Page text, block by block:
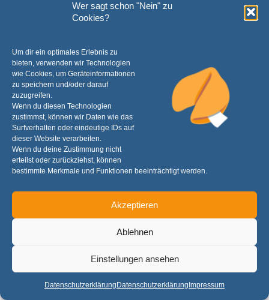
Wer sagt schon "Nein" zu
Cookies?
Um dir ein optimales Erlebnis zu
bieten, verwenden wir Technologien
wie Cookies, um Geräteinformationen
zu speichern und/oder darauf
zuzugreifen.
Wenn du diesen Technologien
zustimmst, können wir Daten wie das
Surfverhalten oder eindeutige IDs auf
dieser Website verarbeiten.
Wenn du deine Zustimmung nicht
erteilst oder zurückziehst, können
bestimmte Merkmale und Funktionen beeinträchtigt werden.
Akzeptieren
Ablehnen
Einstellungen ansehen
Datenschutzerklärung Datenschutzerklärung Impressum